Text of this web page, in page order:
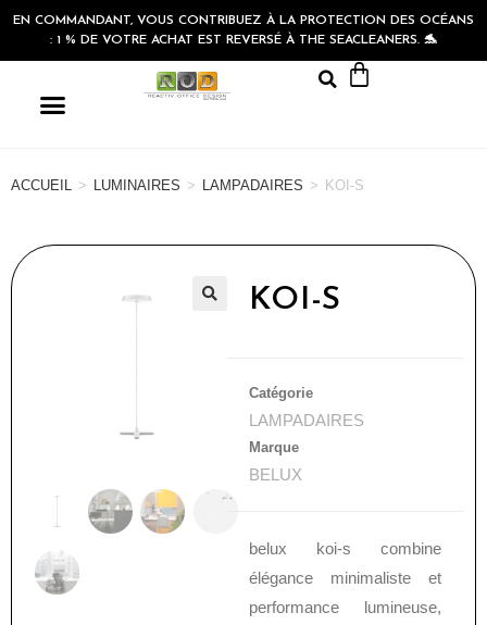
EN COMMANDANT, VOUS CONTRIBUEZ À LA PROTECTION DES OCÉANS
: 1 % DE VOTRE ACHAT EST REVERSÉ À THE SEACLEANERS. 🐬
ACCUEIL > LUMINAIRES > LAMPADAIRES > KOI-S
KOI-S
Catégorie
LAMPADAIRES
Marque
BELUX
belux koi-s combine
élégance minimaliste et
performance lumineuse,